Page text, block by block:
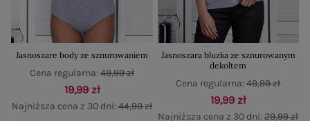
Jasnoszare body ze sznurowaniem
19,99 zł
Najniższa cena z 30 dni:44,99 zł
Cena regularna:49,99 zł
Jasnoszara bluzka ze sznurowanym
dekoltem
19,99 zł
Najniższa cena z 30 dni:29,99 zł
Cena regularna:49,99 zł